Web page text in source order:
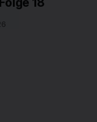
18